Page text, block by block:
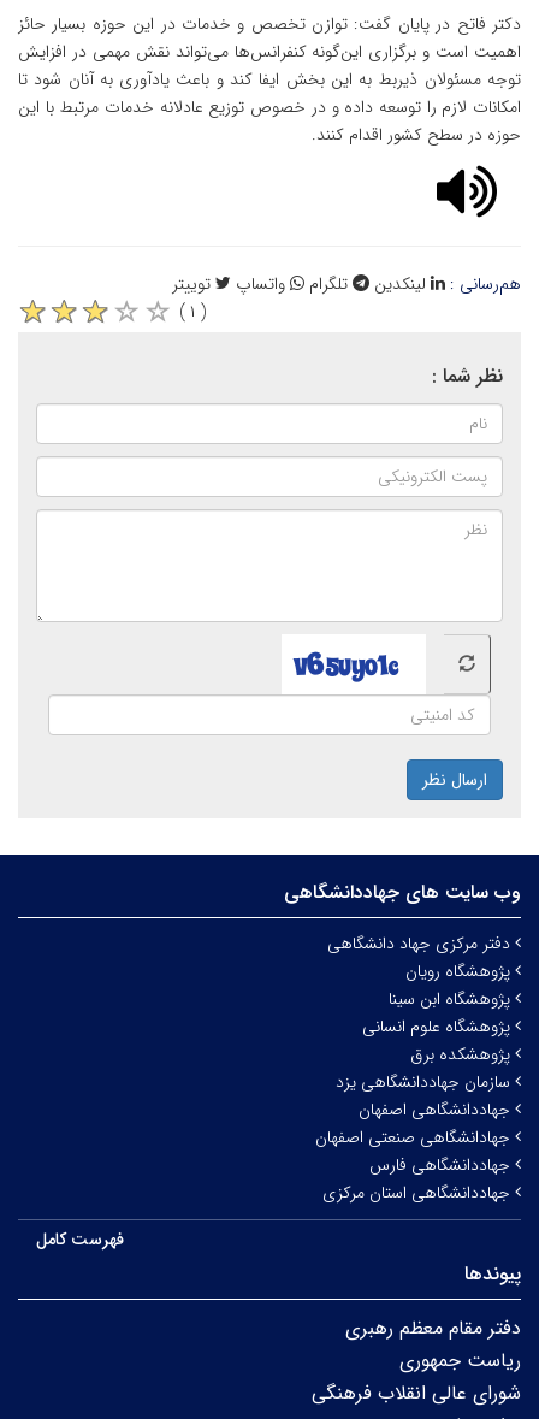
دکتر فاتح در پایان گفت: توازن تخصص و خدمات در این حوزه بسیار حائز
اهمیت است و برگزاری این‌گونه کنفرانس‌ها می‌تواند نقش مهمی در افزایش
توجه مسئولان ذیربط به این بخش ایفا کند و باعث یادآوری به آنان ‌شود تا
امکانات لازم را توسعه داده و در خصوص توزیع عادلانه خدمات مرتبط با این
حوزه در سطح کشور اقدام کنند.
هم‌رسانی : لینکدین تلگرام واتساپ
توییتر
( ۱ )
نظر شما :
ارسال نظر
وب سایت های جهاددانشگاهی
دفتر مرکزی جهاد دانشگاهی
پژوهشگاه رویان
پژوهشگاه ابن سینا
پژوهشگاه علوم انسانی
پژوهشکده برق
سازمان جهاددانشگاهی یزد
جهاددانشگاهی اصفهان
جهادانشگاهی صنعتی اصفهان
جهاددانشگاهی فارس
جهاددانشگاهی استان مرکزی
فهرست کامل
پیوندها
دفتر مقام معظم رهبری
ریاست جمهوری
شورای عالی انقلاب فرهنگی